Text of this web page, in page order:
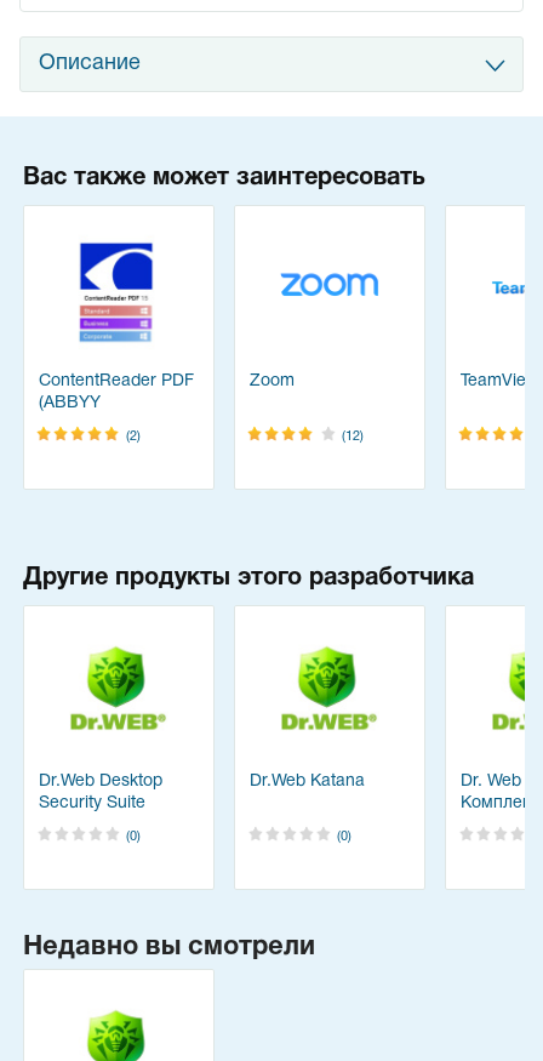
Описание
Вас также может заинтересовать
ContentReader PDF
(ABBYY
FineReader)
(2)
Zoom
(12)
Другие продукты этого разработчика
Dr.Web Desktop
Security Suite
(0)
Dr.Web Katana
(0)
Dr. Web
решения
Недавно вы смотрели